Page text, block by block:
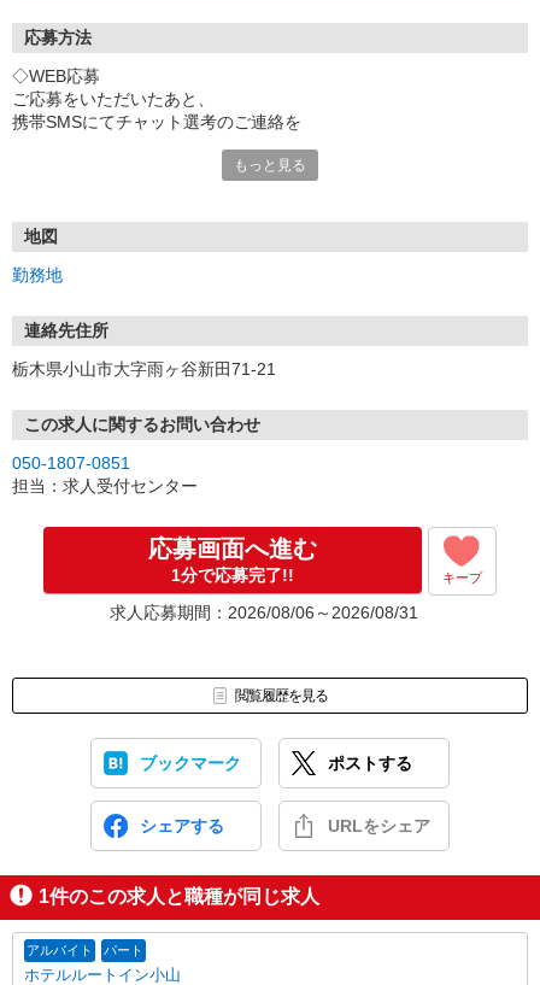
応募方法
◇WEB応募
ご応募をいただいたあと、
携帯SMSにてチャット選考のご連絡を
応募時には正しい携帯番号をご入力ください
「イーアイデムを見た」と言って頂けると
店舗または開業準備室にて
面接します(1回・30分ほど)。
＊面接当日、履歴書の持参は不要です。
＊入社時には履歴書提出が必要です。
＊選考状況により、書類選考を
行う場合があります
※別途ご連絡／履歴書不返却
もっと見る
地図
勤務地
連絡先住所
栃木県小山市大字雨ヶ谷新田71-21
この求人に関するお問い合わせ
050-1807-0851
担当：求人受付センター
応募画面へ進む
1分で応募完了!! キープ
求人応募期間：2026/08/06～2026/08/31
閲覧履歴を見る
ブックマーク ポストする
シェアする URLをシェア
1件のこの求人と職種が同じ求人
アルバイト パート
ホテルルートイン小山